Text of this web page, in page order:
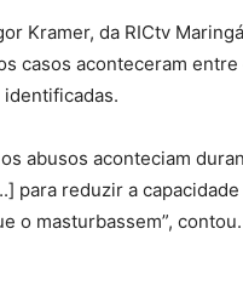
Kramer, da RICtv
casos aconteceram
abusos aconteciam
para reduzir a
o masturbassem”, contou.